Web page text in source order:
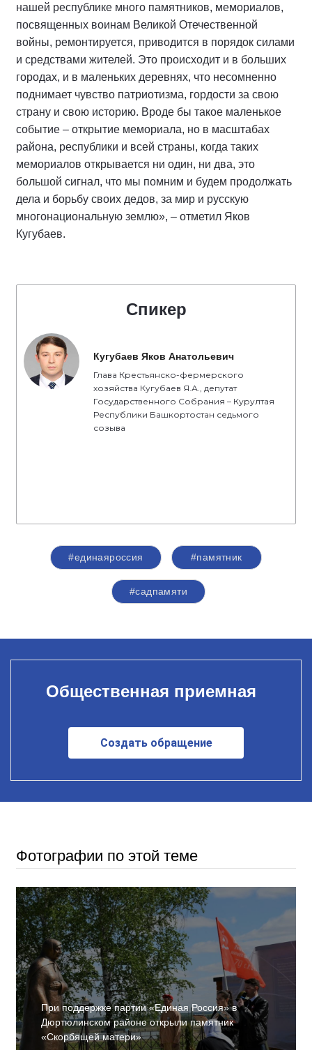
нашей республике много памятников, мемориалов,
посвященных воинам Великой Отечественной
войны, ремонтируется, приводится в порядок силами
и средствами жителей. Это происходит и в больших
городах, и в маленьких деревнях, что несомненно
поднимает чувство патриотизма, гордости за свою
страну и свою историю. Вроде бы такое маленькое
событие – открытие мемориала, но в масштабах
района, республики и всей страны, когда таких
мемориалов открывается ни один, ни два, это
большой сигнал, что мы помним и будем продолжать
дела и борьбу своих дедов, за мир и русскую
многонациональную землю», – отметил Яков
Кугубаев.
Спикер
Кугубаев Яков Анатольевич
Глава Крестьянско-фермерского
хозяйства Кугубаев Я.А., депутат
Государственного Собрания – Курултая
Республики Башкортостан седьмого
созыва
#единаяроссия #памятник
#садпамяти
Общественная приемная
Создать обращение
Фотографии по этой теме
При поддержке партии «Единая Россия» в
Дюртюлинском районе открыли памятник
«Скорбящей матери»